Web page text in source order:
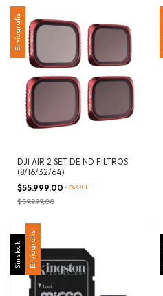
Envío gratis
DJI AIR 2 SET DE ND FILTROS
(8/16/32/64)
$55.999,00 -7%OFF
$59.999,00
Sin stock Envío gratis